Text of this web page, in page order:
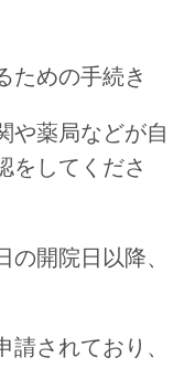
ための手続き
や薬局などが自
をしてくださ
の開院日以降、
請されており、